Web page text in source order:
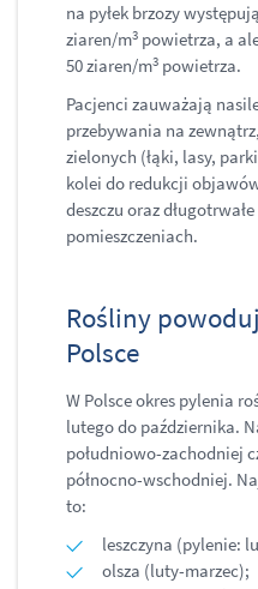
na pyłek brzozy
ziaren/m3 powietrza, a
50 ziaren/m3 powietrza.
Pacjenci zauważają
przebywania na
zielonych (łąki, lasy,
kolei do redukcji
deszczu oraz
pomieszczeniach.
Rośliny
Polsce
W Polsce okres pylenia
lutego do października.
południowo-zachodniej
północno-wschodniej.
to:
leszczyna (pylenie:
olsza (luty-marzec);